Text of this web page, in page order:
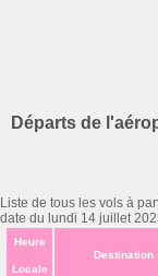
Départs de
Liste de tous les vols à
date du lundi 14 juillet
Heure
Locale
Destination